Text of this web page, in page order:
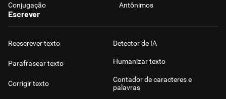
Conjugação Antônimos
Escrever
Reescrever texto
Parafrasear texto
Corrigir texto
Detector de IA
Humanizar texto
Contador de caracteres e
palavras